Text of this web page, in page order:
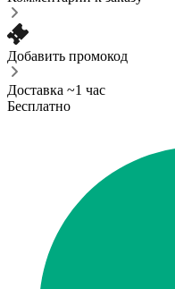
Добавить промокод
Доставка ~1 час
Бесплатно